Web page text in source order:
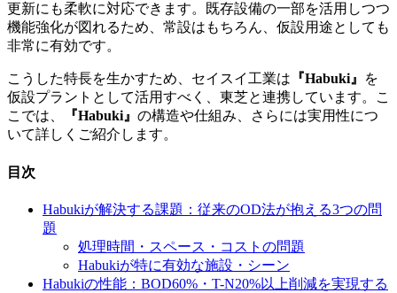
更新にも柔軟に対応できます。既存設備の一部を活用しつつ
機能強化が図れるため、常設はもちろん、仮設用途としても
非常に有効です。
こうした特長を生かすため、セイスイ工業は 『Habuki』
を
仮設プラントとして活用すべく、東芝と連携しています。こ
こでは、
『Habuki』 の構造や仕組み、さらには実用性につ
いて詳しくご紹介します。
目次
Habukiが解決する課題：従来のOD法が抱える3つの問
題
処理時間・スペース・コストの問題
Habukiが特に有効な施設・シーン
Habukiの性能：BOD60%・T-N20%以上削減を実現する